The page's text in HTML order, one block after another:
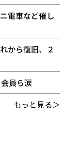
電車など催し
から復旧、２
員ら涙
もっと見る＞